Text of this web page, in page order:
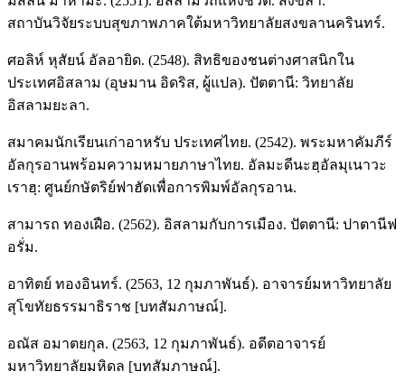
สถาบันวิจัยระบบสุขภาพภาคใต้มหาวิทยาลัยสงขลานครินทร์.
ศอลิห์ หุสัยน์ อัลอายิด. (2548). สิทธิของชนต่างศาสนิกใน
ประเทศอิสลาม (อุษมาน อิดริส, ผู้แปล). ปัตตานี: วิทยาลัย
อิสลามยะลา.
สมาคมนักเรียนเก่าอาหรับ ประเทศไทย. (2542). พระมหาคัมภีร์
อัลกุรอานพร้อมความหมายภาษาไทย. อัลมะดีนะฮฺอัลมุเนาวะ
เราฮฺ: ศูนย์กษัตริย์ฟาฮัดเพื่อการพิมพ์อัลกุรอาน.
สามารถ ทองเฝือ. (2562). อิสลามกับการเมือง. ปัตตานี: ปาตานีฟ
อรั่ม.
อาทิตย์ ทองอินทร์. (2563, 12 กุมภาพันธ์). อาจารย์มหาวิทยาลัย
สุโขทัยธรรมาธิราช [บทสัมภาษณ์].
อณัส อมาตยกุล. (2563, 12 กุมภาพันธ์). อดีตอาจารย์
มหาวิทยาลัยมหิดล [บทสัมภาษณ์].